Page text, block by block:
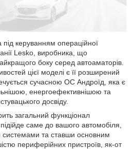
керуванням операційної
Lesko, виробника, що
боку серед автоаматорів.
цієї моделі є її розширений
сучасною ОС Андроїд, яка є
енергоефективнішою та
досвіду.
загальний функціонал
саме до вашого автомобіля,
системами та ставши основним
периферійних пристроїв, як-от